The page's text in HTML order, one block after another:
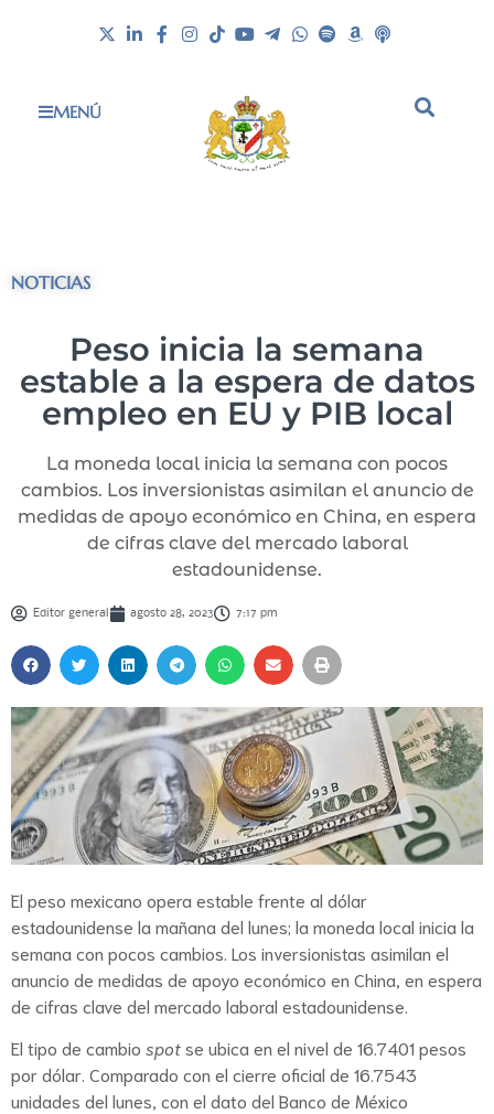
MENÚ
NOTICIAS
Peso inicia la semana
estable a la espera de datos
empleo en EU y PIB local
La moneda local inicia la semana con pocos
cambios. Los inversionistas asimilan el anuncio de
medidas de apoyo económico en China, en espera
de cifras clave del mercado laboral
estadounidense.
Editor general agosto 28, 2023 7:17 pm
El peso mexicano opera estable frente al dólar
estadounidense la mañana del lunes; la moneda local inicia la
semana con pocos cambios. Los inversionistas asimilan el
anuncio de medidas de apoyo económico en China, en espera
de cifras clave del mercado laboral estadounidense.
El tipo de cambio spotse ubica en el nivel de 16.7401 pesos
por dólar. Comparado con el cierre oficial de 16.7543
unidades del lunes, con el dato del Banco de México